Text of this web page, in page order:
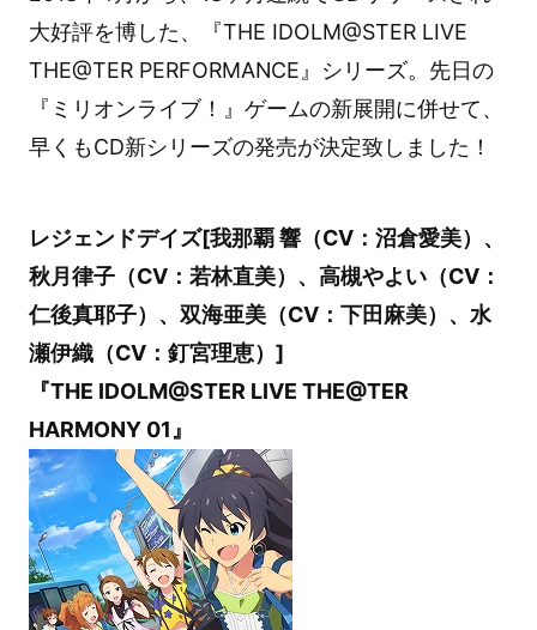
大好評を博した、『THE IDOLM@STER LIVE
THE@TER PERFORMANCE』シリーズ。先日の
『ミリオンライブ！』ゲームの新展開に併せて、
早くもCD新シリーズの発売が決定致しました！
レジェンドデイズ[我那覇 響（CV：沼倉愛美）、
秋月律子（CV：若林直美）、高槻やよい（CV：
仁後真耶子）、双海亜美（CV：下田麻美）、水
瀬伊織（CV：釘宮理恵）]
『THE IDOLM@STER LIVE THE@TER
HARMONY 01』